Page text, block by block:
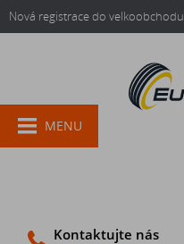
Nová registrace do velkoobchodu
Kontaktujte nás
MENU